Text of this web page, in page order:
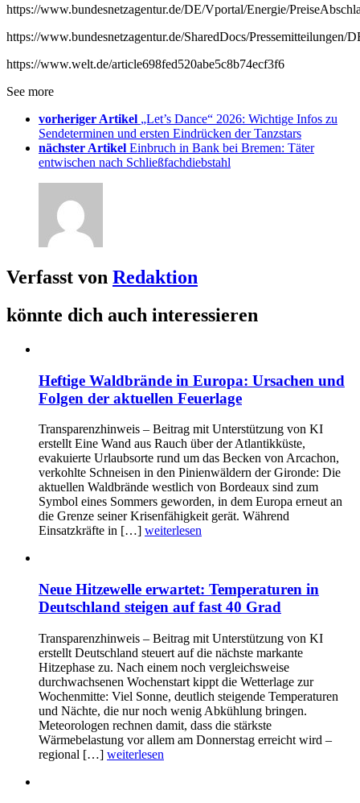
https://www.bundesnetzagentur.de/DE/Vportal/Energie/
https://www.bundesnetzagentur.de/SharedDocs/Pressemitteilungen/
https://www.welt.de/article698fed520abe5c8b74ecf3f6
See more
vorheriger Artikel „Let’s Dance“ 2026: Wichtige Infos zu
Sendeterminen und ersten Eindrücken der Tanzstars
nächster Artikel Einbruch in Bank bei Bremen: Täter
entwischen nach Schließfachdiebstahl
Verfasst von Redaktion
könnte dich auch interessieren
Heftige Waldbrände in Europa: Ursachen und
Folgen der aktuellen Feuerlage
Transparenzhinweis – Beitrag mit Unterstützung von KI
erstellt Eine Wand aus Rauch über der Atlantikküste,
evakuierte Urlaubsorte rund um das Becken von Arcachon,
verkohlte Schneisen in den Pinienwäldern der Gironde: Die
aktuellen Waldbrände westlich von Bordeaux sind zum
Symbol eines Sommers geworden, in dem Europa erneut an
die Grenze seiner Krisenfähigkeit gerät. Während
Einsatzkräfte in […] weiterlesen
Neue Hitzewelle erwartet: Temperaturen in
Deutschland steigen auf fast 40 Grad
Transparenzhinweis – Beitrag mit Unterstützung von KI
erstellt Deutschland steuert auf die nächste markante
Hitzephase zu. Nach einem noch vergleichsweise
durchwachsenen Wochenstart kippt die Wetterlage zur
Wochenmitte: Viel Sonne, deutlich steigende Temperaturen
und Nächte, die nur noch wenig Abkühlung bringen.
Meteorologen rechnen damit, dass die stärkste
Wärmebelastung vor allem am Donnerstag erreicht wird –
regional […] weiterlesen